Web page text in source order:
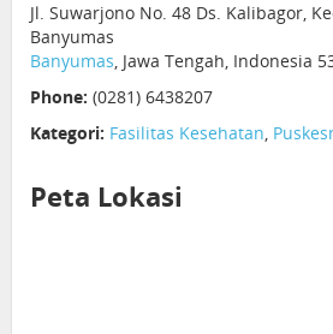
Jl. Suwarjono No. 48 Ds. Kalibagor,
Banyumas
Banyumas, Jawa Tengah, Indonesia
Phone: (0281) 6438207
Kategori: Fasilitas Kesehatan,
Peta Lokasi